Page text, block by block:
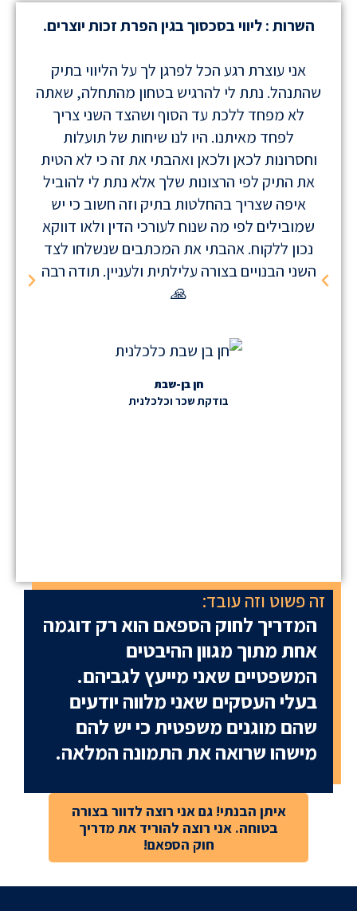
זה פשוט וזה עובד:
המדריך לחוק הספאם הוא רק דוגמה
אחת מתוך מגוון ההיבטים
המשפטיים שאני מייעץ לגביהם.
בעלי העסקים שאני מלווה יודעים
שהם מוגנים משפטית כי יש להם
מישהו שרואה את התמונה המלאה.
איתן הבנתי! גם אני רוצה לדוור בצורה
בטוחה. אני רוצה להוריד את מדריך
חוק הספאם!
השרות : ליווי בסכסוך בגין הפרת זכות יוצרים.
אני עוצרת רגע הכל לפרגן לך על הליווי בתיק
שהתנהל. נתת לי להרגיש בטחון מהתחלה, שאתה
לא מפחד ללכת עד הסוף ושהצד השני צריך
לפחד מאיתנו. היו לנו שיחות של תועלות
וחסרונות לכאן ולכאן ואהבתי את זה כי לא הטית
את התיק לפי הרצונות שלך אלא נתת לי להוביל
איפה שצריך בהחלטות בתיק וזה חשוב כי יש
שמובילים לפי מה שנוח לעורכי הדין ולאו דווקא
נכון ללקוח. אהבתי את המכתבים שנשלחו לצד
השני הבנויים בצורה עלילתית ולעניין. תודה רבה
🙏
חן בן-שבת
בודקת שכר וכלכלנית